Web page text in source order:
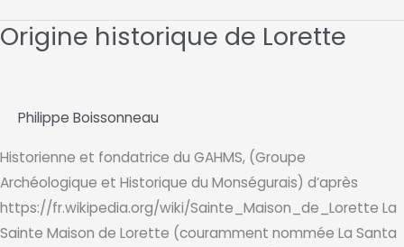
Origine historique de Lorette
Philippe Boissonneau
Historienne et fondatrice du GAHMS, (Groupe
Archéologique et Historique du Monségurais) d’après
https://fr.wikipedia.org/wiki/Sainte_Maison_de_Lorette La
Sainte Maison de Lorette (couramment nommée La Santa